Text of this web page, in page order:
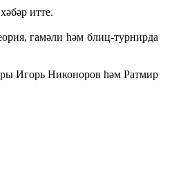
итте.
гамәли һәм блиц-турнирда
Игорь Никоноров һәм Ратмир